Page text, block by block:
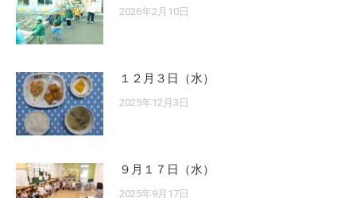
2026年2月10日
１２月３日（水）
2025年12月3日
９月１７日（水）
2025年9月17日